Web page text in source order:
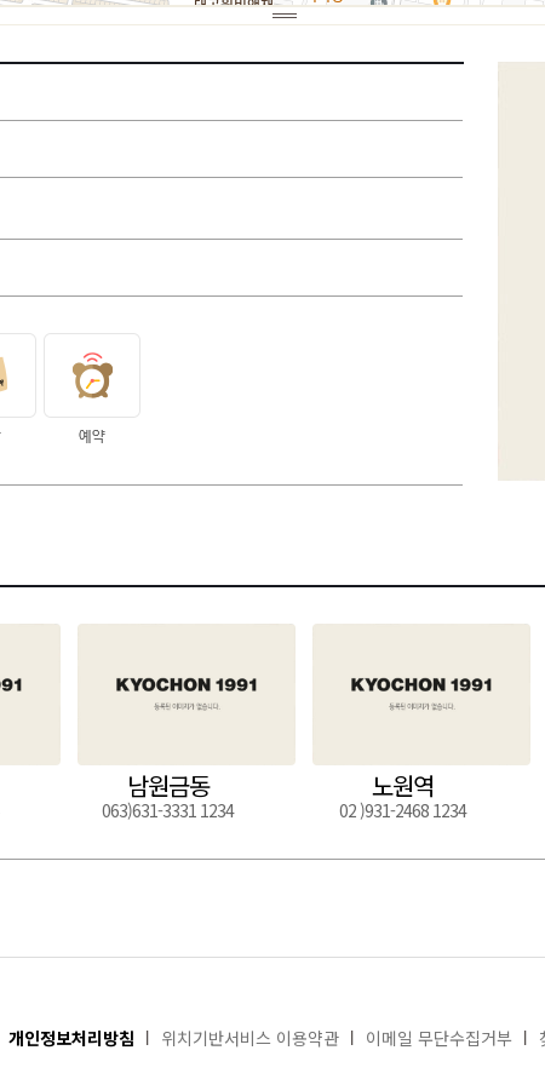
남원금동
063)631-3331 1234
노원역
02 )931-2468 1234
개인정보처리방침 위치기반서비스 이용약관 이메일 무단수집거부